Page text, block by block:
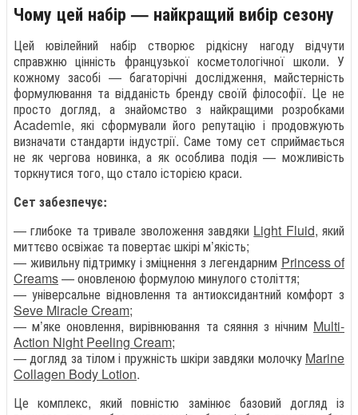
Чому цей набір — найкращий вибір сезону
Цей ювілейний набір створює рідкісну нагоду відчути
справжню цінність французької косметологічної школи. У
кожному засобі — багаторічні дослідження, майстерність
формулювання та відданість бренду своїй філософії. Це не
просто догляд, а знайомство з найкращими розробками
Academie, які сформували його репутацію і продовжують
визначати стандарти індустрії. Саме тому сет сприймається
не як чергова новинка, а як особлива подія — можливість
торкнутися того, що стало історією краси.
Сет забезпечує:
— глибоке та тривале зволоження завдяки Light Fluid, який
миттєво освіжає та повертає шкірі м’якість;
— живильну підтримку і зміцнення з легендарним Princess of
Creams— оновленою формулою минулого століття;
— універсальне відновлення та антиоксидантний комфорт з
Seve Miracle Cream;
— м’яке оновлення, вирівнювання та сяяння з нічним Multi-
Action Night Peeling Cream;
— догляд за тілом і пружність шкіри завдяки молочку Marine
Collagen Body Lotion.
Це комплекс, який повністю замінює базовий догляд із